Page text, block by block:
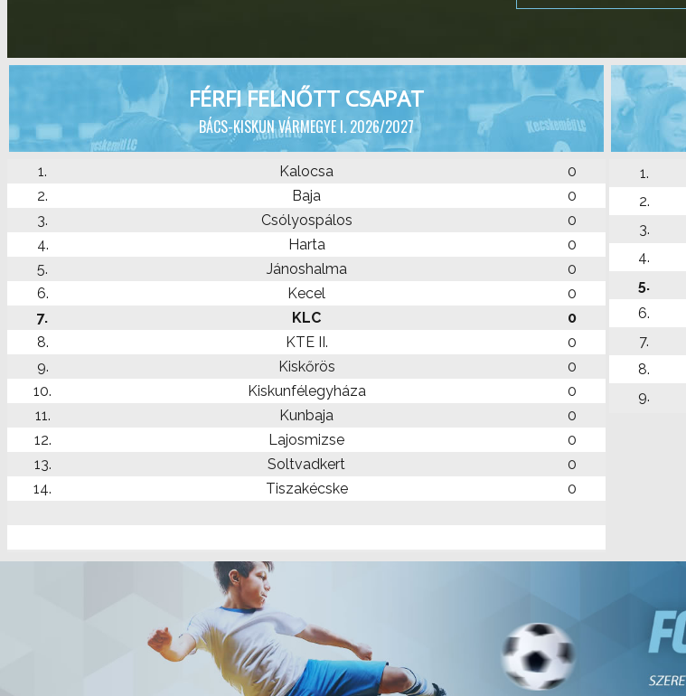
FÉRFI FELNŐTT CSAPAT
BÁCS-KISKUN VÁRMEGYE I. 2026/2027
1. Kalocsa
0
2.
Baja
0
3.
Csólyospálos
0
4.
Harta
0
5.
Jánoshalma
0
6.
Kecel
0
7.
KLC
0
8.
KTE II.
0
9.
Kiskőrös
0
10.
Kiskunfélegyháza
0
11.
Kunbaja
0
12.
Lajosmizse
0
13.
Soltvadkert
0
14.
Tiszakécske 0
1.
2.
3.
4.
5.
6.
7.
8.
9.